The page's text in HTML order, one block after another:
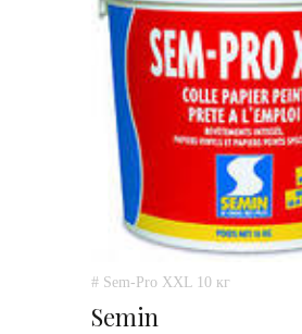
# Sem-Pro XXL 10 кг
Semin